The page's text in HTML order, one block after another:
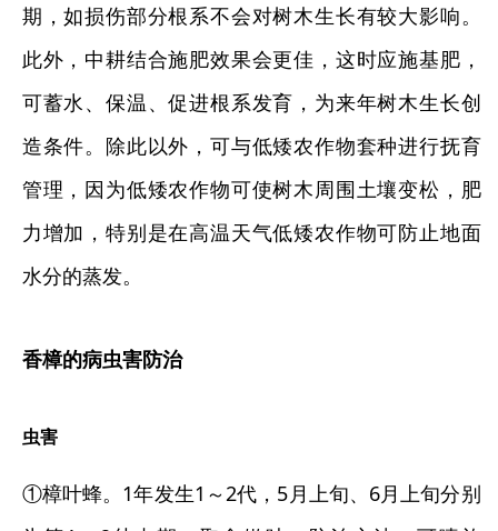
期，如损伤部分根系不会对树木生长有较大影响。
此外，中耕结合施肥效果会更佳，这时应施基肥，
可蓄水、保温、促进根系发育，为来年树木生长创
造条件。除此以外，可与低矮农作物套种进行抚育
管理，因为低矮农作物可使树木周围土壤变松，肥
力增加，特别是在高温天气低矮农作物可防止地面
水分的蒸发。
香樟的病虫害防治
虫害
①樟叶蜂。1年发生1～2代，5月上旬、6月上旬分别